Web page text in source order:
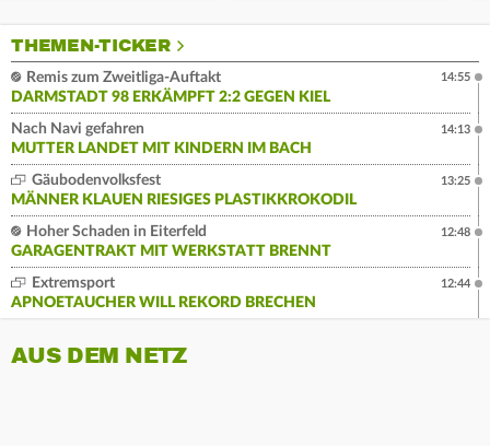
THEMEN-TICKER
Remis zum Zweitliga-Auftakt
DARMSTADT 98 ERKÄMPFT 2:2 GEGEN KIEL
14:55
Nach Navi gefahren
MUTTER LANDET MIT KINDERN IM BACH
14:13
Gäubodenvolksfest
MÄNNER KLAUEN RIESIGES PLASTIKKROKODIL
13:25
Hoher Schaden in Eiterfeld
GARAGENTRAKT MIT WERKSTATT BRENNT
12:48
Extremsport
APNOETAUCHER WILL REKORD BRECHEN
12:44
AUS DEM NETZ